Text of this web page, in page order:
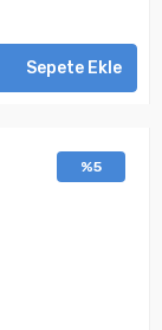
Sepete Ekle
%5